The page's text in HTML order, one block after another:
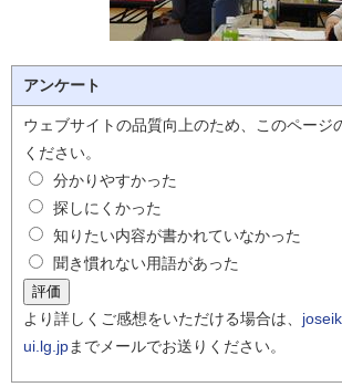
アンケート
ウェブサイトの品質向上のため、このページ
ください。
分かりやすかった
探しにくかった
知りたい内容が書かれていなかった
聞き慣れない用語があった
より詳しくご感想をいただける場合は、
ui.lg.jpまでメールでお送りください。